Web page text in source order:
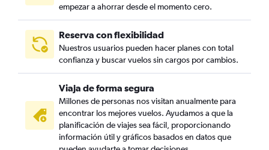
empezar a ahorrar desde el momento cero.
Reserva con flexibilidad
Nuestros usuarios pueden hacer planes con total
confianza y buscar vuelos sin cargos por cambios.
Viaja de forma segura
Millones de personas nos visitan anualmente para
encontrar los mejores vuelos. Ayudamos a que la
planificación de viajes sea fácil, proporcionando
información útil y gráficos basados en datos que